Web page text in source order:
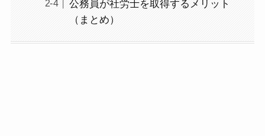
公務員が社労士を取得するメリット
（まとめ）